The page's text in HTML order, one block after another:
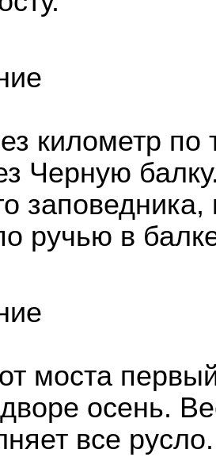
километр
Черную
ручью в
моста
дворе осень.
все русло.